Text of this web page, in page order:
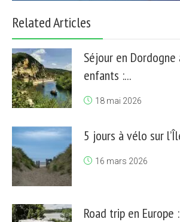
Related Articles
Séjour en Dordogne
enfants :...
18 mai 2026
5 jours à vélo sur
16 mars 2026
Road trip en Europe